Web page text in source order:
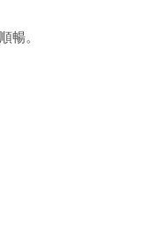
暢。